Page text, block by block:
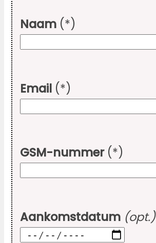
Naam (*)
Email (*)
GSM-nummer(*)
Aankomstdatum (opt.)